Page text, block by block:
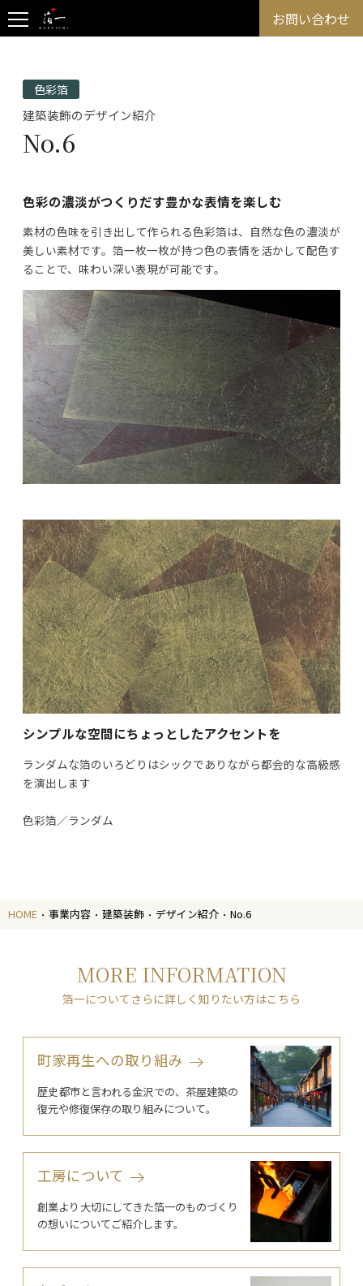
お問い合わせ
色彩箔
建築装飾のデザイン紹介
No.6
色彩の濃淡がつくりだす豊かな表情を楽しむ
素材の色味を引き出して作られる色彩箔は、自然な色の濃淡が
美しい素材です。箔一枚一枚が持つ色の表情を活かして配色す
ることで、味わい深い表現が可能です。
シンプルな空間にちょっとしたアクセントを
ランダムな箔のいろどりはシックでありながら都会的な高級感
を演出します
色彩箔／ランダム
HOME 事業内容 建築装飾 デザイン紹介 No.6
MORE INFORMATION
箔一についてさらに詳しく知りたい方はこちら
町家再生への取り組み
歴史都市と言われる金沢での、茶屋建築の
復元や修復保存の取り組みについて。
工房について
創業より大切にしてきた箔一のものづくり
の想いについてご紹介します。